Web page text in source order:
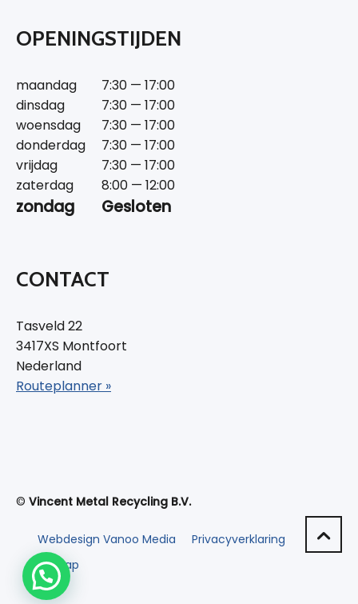
OPENINGSTIJDEN
maandag
7:30 — 17:00
dinsdag
7:30 — 17:00
woensdag
7:30 — 17:00
donderdag
7:30 — 17:00
vrijdag
7:30 — 17:00
zaterdag
8:00 — 12:00
zondag Gesloten
CONTACT
Tasveld 22
3417XS Montfoort
Nederland
Routeplanner »
© Vincent Metal Recycling B.V.
Webdesign Vanoo Media
Privacyverklaring
Sitemap